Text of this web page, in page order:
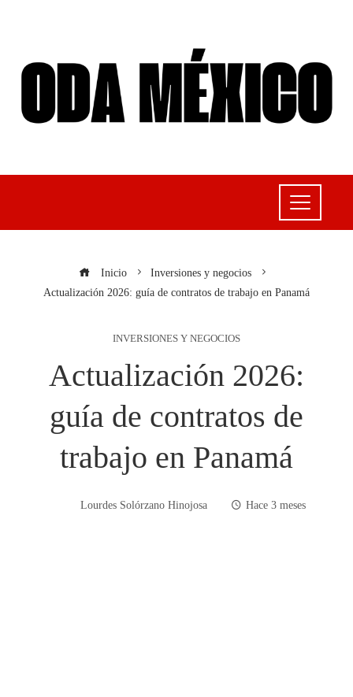
Inicio
Inversiones y negocios
Actualización 2026: guía de contratos de trabajo en Panamá
INVERSIONES Y NEGOCIOS
Actualización 2026:
guía de contratos de
trabajo en Panamá
Lourdes Solórzano Hinojosa Hace 3 meses